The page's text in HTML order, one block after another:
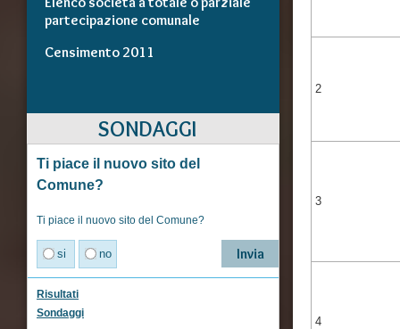
partecipazione comunale
Censimento 2011
SONDAGGI
Ti piace il nuovo sito del
Comune?
Ti piace il nuovo sito del Comune?
si no
Risultati
Sondaggi
2
3
4